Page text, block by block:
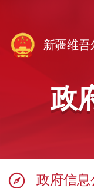
新疆维
政
政府信息